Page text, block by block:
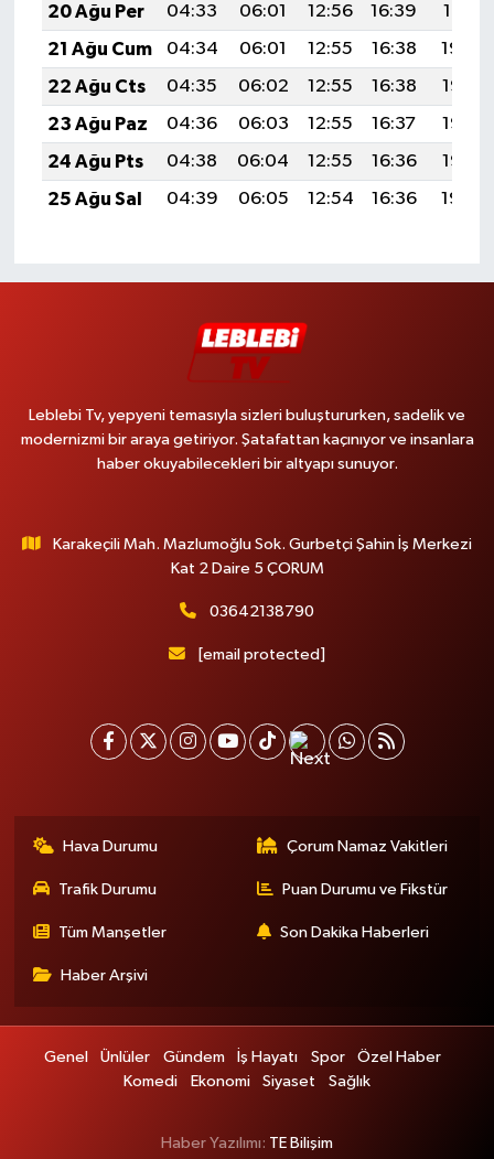
20 Ağu Per
04:33 06:01 12:56 16:39
19:41
21 Ağu Cum
04:34 06:01 12:55 16:38
19:39
22 Ağu Cts
04:35 06:02 12:55 16:38
19:38
23 Ağu Paz
04:36 06:03 12:55 16:37
19:37
24 Ağu Pts
04:38 06:04 12:55 16:36
19:35
25 Ağu Sal
04:39 06:05 12:54 16:36 19:34
Leblebi Tv, yepyeni temasıyla sizleri buluştururken, sadelik ve
modernizmi bir araya getiriyor. Şatafattan kaçınıyor ve insanlara
haber okuyabilecekleri bir altyapı sunuyor.
Karakeçili Mah. Mazlumoğlu Sok. Gurbetçi Şahin İş Merkezi
Kat 2 Daire 5 ÇORUM
03642138790
[email protected]
Hava Durumu Çorum Namaz Vakitleri
Trafik Durumu Puan Durumu ve Fikstür
Tüm Manşetler Son Dakika Haberleri
Haber Arşivi
Genel Ünlüler Gündem İş Hayatı Spor
Özel Haber
Komedi
Ekonomi Siyaset Sağlık
Haber Yazılımı: TE Bilişim